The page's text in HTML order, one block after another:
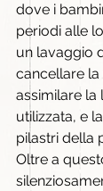
dove i
periodi alle
un lavaggio
cancellare
assimilare la
utilizzata, e
pilastri della
Oltre a